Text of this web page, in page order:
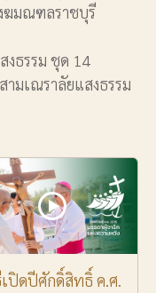
ฆมณฑลราชบุรี
ธรรม ชุด 14
มเณราลัยแสงธรรม
ปิดปีศักดิ์สิทธิ์ ค.ศ.